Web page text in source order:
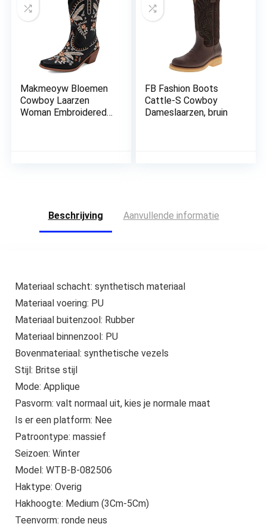
Makmeoyw Bloemen
Cowboy Laarzen
Woman Embroidered
FB Fashion Boots
Cattle-S Cowboy
Dameslaarzen, bruin
Beschrijving Aanvullende informatie
Materiaal schacht: synthetisch materiaal
Materiaal voering: PU
Materiaal buitenzool: Rubber
Materiaal binnenzool: PU
Bovenmateriaal: synthetische vezels
Stijl: Britse stijl
Mode: Applique
Pasvorm: valt normaal uit, kies je normale maat
Is er een platform: Nee
Patroontype: massief
Seizoen: Winter
Model: WTB-B-082506
Haktype: Overig
Hakhoogte: Medium (3Cm-5Cm)
Teenvorm: ronde neus